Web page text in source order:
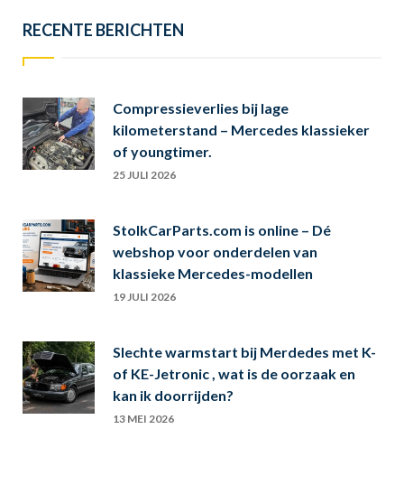
RECENTE BERICHTEN
Compressieverlies bij lage
kilometerstand – Mercedes klassieker
of youngtimer.
25 JULI 2026
StolkCarParts.com is online – Dé
webshop voor onderdelen van
klassieke Mercedes-modellen
19 JULI 2026
Slechte warmstart bij Merdedes met K-
of KE-Jetronic , wat is de oorzaak en
kan ik doorrijden?
13 MEI 2026